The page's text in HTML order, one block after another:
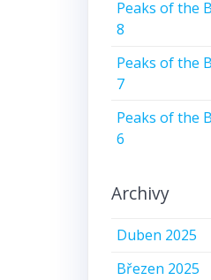
Peaks of the
8
Peaks of the
7
Peaks of the
6
Archivy
Duben 2025
Březen 2025